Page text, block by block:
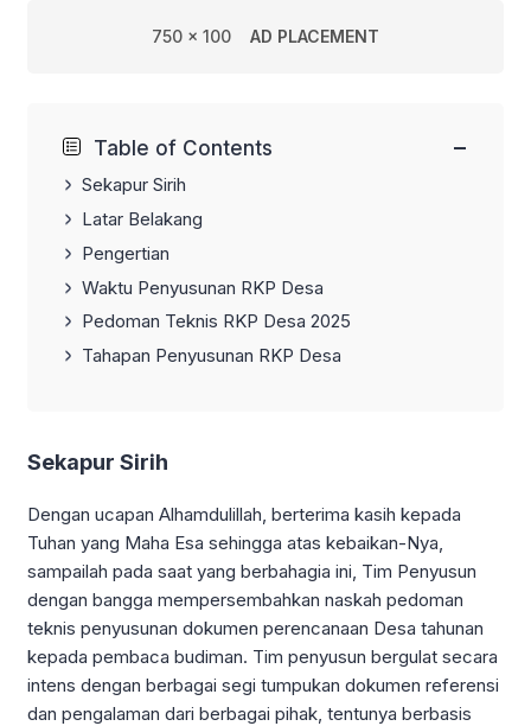
750 x 100 AD PLACEMENT
Table of Contents −
Sekapur Sirih
Latar Belakang
Pengertian
Waktu Penyusunan RKP Desa
Pedoman Teknis RKP Desa 2025
Tahapan Penyusunan RKP Desa
Sekapur Sirih
Dengan ucapan Alhamdulillah, berterima kasih kepada
Tuhan yang Maha Esa sehingga atas kebaikan-Nya,
sampailah pada saat yang berbahagia ini, Tim Penyusun
dengan bangga mempersembahkan naskah pedoman
teknis penyusunan dokumen perencanaan Desa tahunan
kepada pembaca budiman. Tim penyusun bergulat secara
intens dengan berbagai segi tumpukan dokumen referensi
dan pengalaman dari berbagai pihak, tentunya berbasis